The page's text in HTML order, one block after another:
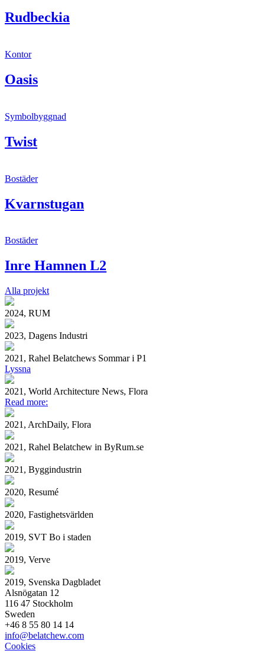
Rudbeckia
Kontor
Oasis
Symbolbyggnad
Twist
Bostäder
Kvarnstugan
Bostäder
Inre Hamnen L2
Alla projekt
2024, RUM
2023, Dagens Industri
2021, Rahel Belatchews Sommar i P1
Lyssna
2021, World Architecture News, Flora
Read more:
2021, ArchDaily, Flora
2021, Rahel Belatchew in ByRum.se
2021, Byggindustrin
2020, Resumé
2020, Fastighetsvärlden
2019, SVT Bo i staden
2019, Verve
2019, Svenska Dagbladet
Alsnögatan 12
116 47 Stockholm
Sweden
+46 8 55 80 14 14
info@belatchew.com
Cookies